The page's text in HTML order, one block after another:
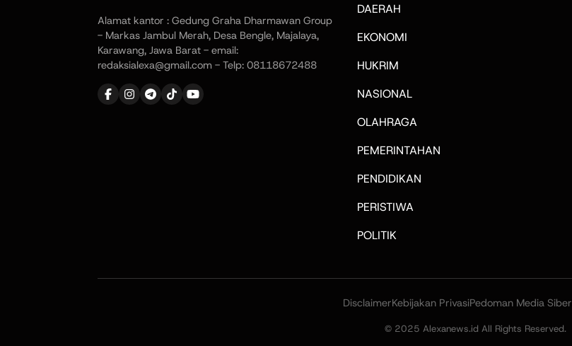
Alamat kantor : Gedung Graha Dharmawan Group
- Markas Jambul Merah, Desa Bengle, Majalaya,
Karawang, Jawa Barat - email:
redaksialexa@gmail.com - Telp: 08118672488
DAERAH
EKONOMI
HUKRIM
NASIONAL
OLAHRAGA
PEMERINTAHAN
PENDIDIKAN
PERISTIWA
POLITIK
DisclaimerKebijakan PrivasiPedoman Media Siber
© 2025 Alexanews.id All Rights Reserved.